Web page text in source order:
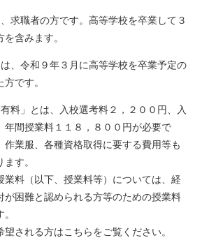
求職者の方です。高等学校を卒業して３
含みます。
、令和９年３月に高等学校を卒業予定の
です。
料」とは、入校選考料２，２００円、入
年間授業料１１８，８００円が必要で
作業服、各種資格取得に要する費用等も
す。
業料（以下、授業料等）については、経
が困難と認められる方等のための授業料
される方はこちらをご覧ください。